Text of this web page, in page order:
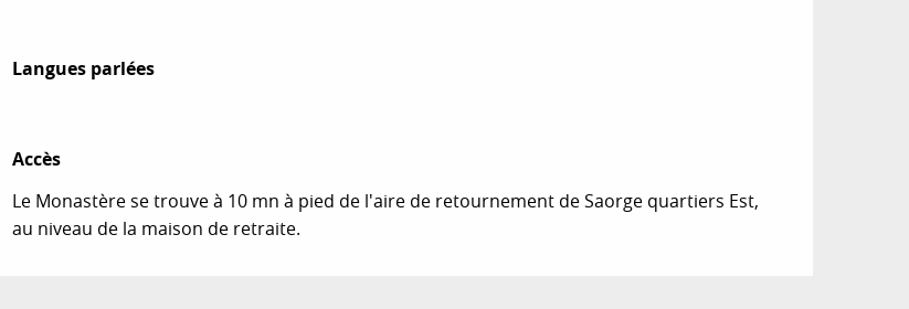
Langues parlées
Langues parlées
Accès
Accès
Le Monastère se trouve à 10 mn à pied de l'aire de retournement de Saorge quartiers Est,
au niveau de la maison de retraite.